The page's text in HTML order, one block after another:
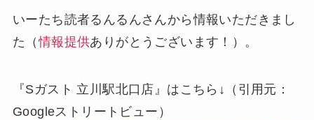
いーたち読者るんるんさんから情報いただきまし
た（情報提供ありがとうございます！）。
『Sガスト 立川駅北口店』はこちら↓（引用元：
Googleストリートビュー）